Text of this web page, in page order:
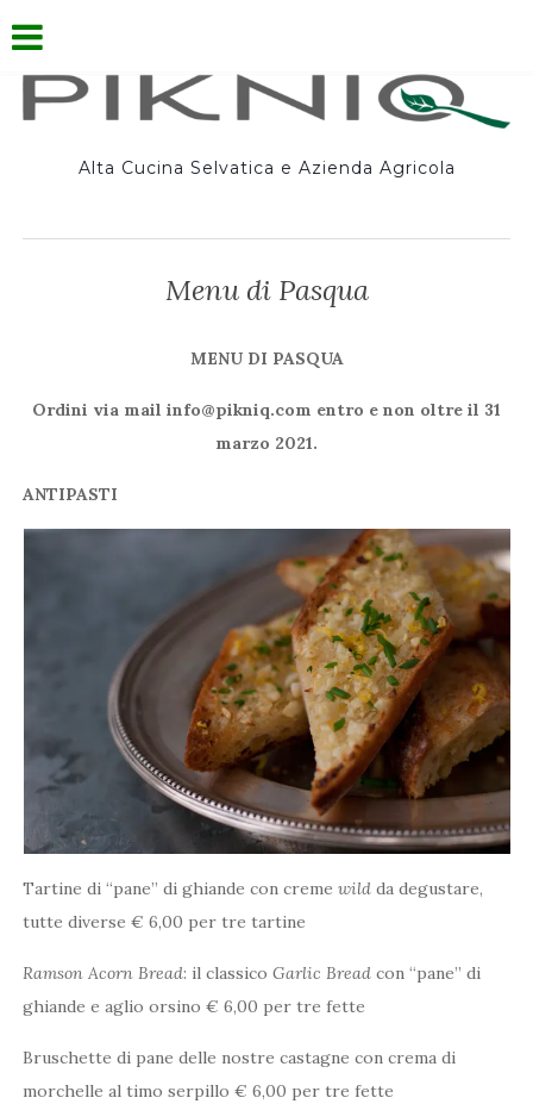
Alta Cucina Selvatica e Azienda Agricola
Menu di Pasqua
MENU DI PASQUA
Ordini via mail info@pikniq.com entro e non oltre il 31
marzo 2021.
ANTIPASTI
Tartine di “pane” di ghiande con cremewild da degustare,
tutte diverse € 6,00 per tre tartine
Ramson Acorn Bread: il classicoGarlic Bread con “pane” di
ghiande e aglio orsino € 6,00 per tre fette
Bruschette di pane delle nostre castagne con crema di
morchelle al timo serpillo € 6,00 per tre fette